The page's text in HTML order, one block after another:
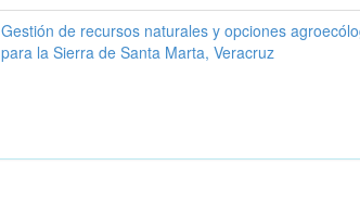
Gestión de recursos naturales y opciones
para la Sierra de Santa Marta, Veracruz